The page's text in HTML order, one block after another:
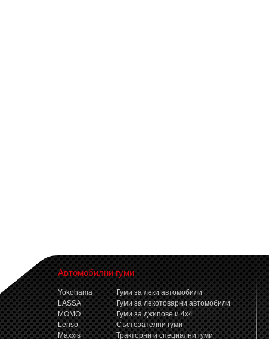
Автомобилни гуми
Yokohama
LASSA
MOMO
Lenso
Maxxis
Гуми за леки автомобили
Гуми за лекотоварни автомобили
Гуми за джипове и 4x4
Състезателни гуми
Тракторни и специални гуми